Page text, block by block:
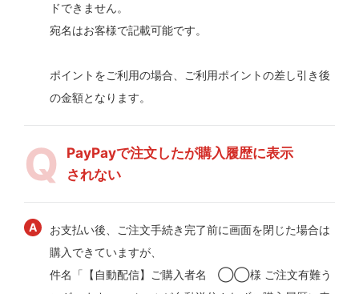
ドできません。
宛名はお客様で記載可能です。
ポイントをご利用の場合、ご利用ポイントの差し引き後
の金額となります。
PayPayで注文したが購入履歴に表示
されない
お支払い後、ご注文手続き完了前に画面を閉じた場合は
購入できていますが、
件名「【自動配信】ご購入者名 ◯◯様 ご注文有難う